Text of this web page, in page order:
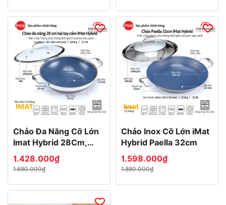
IMAT
Chảo Đa Năng Cỡ Lớn
Imat Hybrid 28Cm,
Chống Dính Ceramic
Xanh
1.428.000₫
1.680.000₫
Imat
Chảo Inox Cỡ Lớn iMat
Hybrid Paella 32cm
1.598.000₫
1.880.000₫